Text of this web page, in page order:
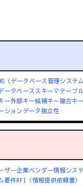
（データベース管理システム
ータベース スキーマ テーブ
ー外部キー候補キー複合キー
ションデータ独立性
ザー企業ベンダー情報シス
要件RFI（情報提供依頼書）